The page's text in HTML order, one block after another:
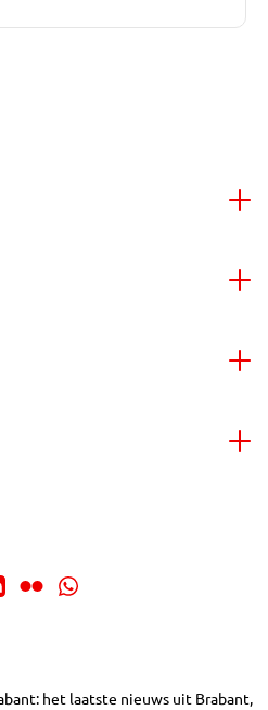
het laatste nieuws uit Brabant,